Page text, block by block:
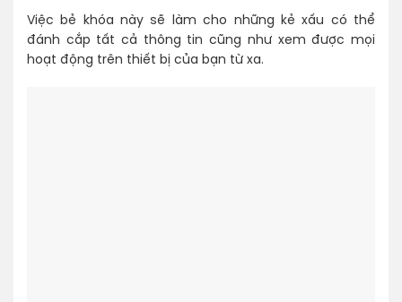
Việc bẻ khóa này sẽ làm cho những kẻ xấu có thể
đánh cắp tất cả thông tin cũng như xem được mọi
hoạt động trên thiết bị của bạn từ xa.